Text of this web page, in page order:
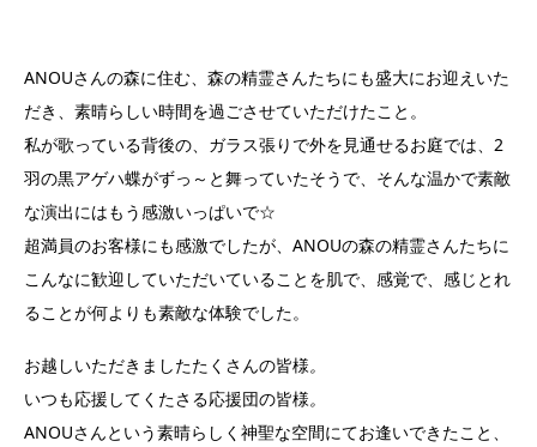
ANOUさんの森に住む、森の精霊さんたちにも盛大にお迎えいた
だき、素晴らしい時間を過ごさせていただけたこと。
私が歌っている背後の、ガラス張りで外を見通せるお庭では、2
羽の黒アゲハ蝶がずっ～と舞っていたそうで、そんな温かで素敵
な演出にはもう感激いっぱいで☆
超満員のお客様にも感激でしたが、ANOUの森の精霊さんたちに
こんなに歓迎していただいていることを肌で、感覚で、感じとれ
ることが何よりも素敵な体験でした。
お越しいただきましたたくさんの皆様。
いつも応援してくたさる応援団の皆様。
ANOUさんという素晴らしく神聖な空間にてお逢いできたこと、